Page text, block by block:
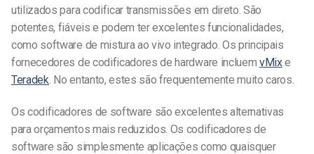
utilizados para codificar transmissões em direto. São
potentes, fiáveis e podem ter excelentes funcionalidades,
como software de mistura ao vivo integrado. Os principais
fornecedores de codificadores de hardware incluem vMixe
Teradek. No entanto, estes são frequentemente muito caros.
Os codificadores de software são excelentes alternativas
para orçamentos mais reduzidos. Os codificadores de
software são simplesmente aplicações como quaisquer